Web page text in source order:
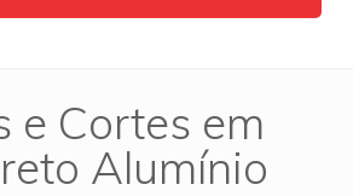
e Cortes em
Alumínio